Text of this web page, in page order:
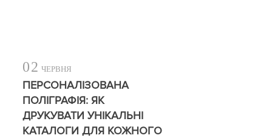
02 ЧЕРВНЯ
ПЕРСОНАЛІЗОВАНА
ПОЛІГРАФІЯ: ЯК
ДРУКУВАТИ УНІКАЛЬНІ
КАТАЛОГИ ДЛЯ КОЖНОГО